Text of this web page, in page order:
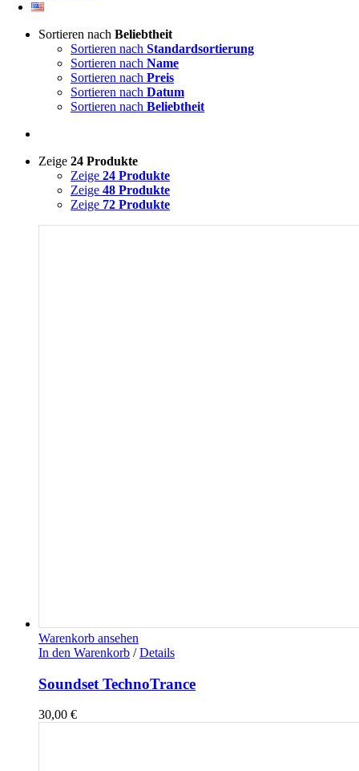
Sortieren nach Beliebtheit
Sortieren nach Standardsortierung
Sortieren nach Name
Sortieren nach Preis
Sortieren nach Datum
Sortieren nach Beliebtheit
Zeige 24 Produkte
Zeige 24 Produkte
Zeige 48 Produkte
Zeige 72 Produkte
Warenkorb ansehen
In den Warenkorb / Details
Soundset TechnoTrance
30,00 €